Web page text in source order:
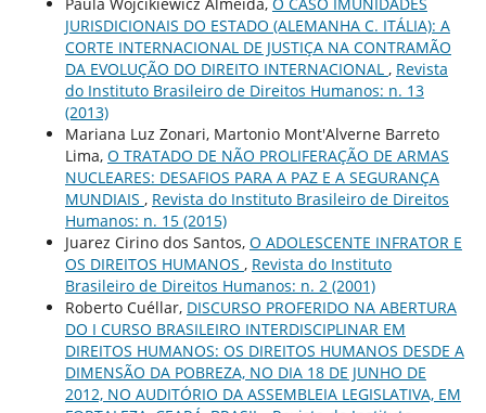
Paula Wojcikiewicz Almeida, O CASO IMUNIDADES
JURISDICIONAIS DO ESTADO (ALEMANHA C. ITÁLIA): A
CORTE INTERNACIONAL DE JUSTIÇA NA CONTRAMÃO
DA EVOLUÇÃO DO DIREITO INTERNACIONAL , Revista
do Instituto Brasileiro de Direitos Humanos: n. 13
(2013)
Mariana Luz Zonari, Martonio Mont'Alverne Barreto
Lima, O TRATADO DE NÃO PROLIFERAÇÃO DE ARMAS
NUCLEARES: DESAFIOS PARA A PAZ E A SEGURANÇA
MUNDIAIS , Revista do Instituto Brasileiro de Direitos
Humanos: n. 15 (2015)
Juarez Cirino dos Santos, O ADOLESCENTE INFRATOR E
OS DIREITOS HUMANOS , Revista do Instituto
Brasileiro de Direitos Humanos: n. 2 (2001)
Roberto Cuéllar, DISCURSO PROFERIDO NA ABERTURA
DO I CURSO BRASILEIRO INTERDISCIPLINAR EM
DIREITOS HUMANOS: OS DIREITOS HUMANOS DESDE A
DIMENSÃO DA POBREZA, NO DIA 18 DE JUNHO DE
2012, NO AUDITÓRIO DA ASSEMBLEIA LEGISLATIVA, EM